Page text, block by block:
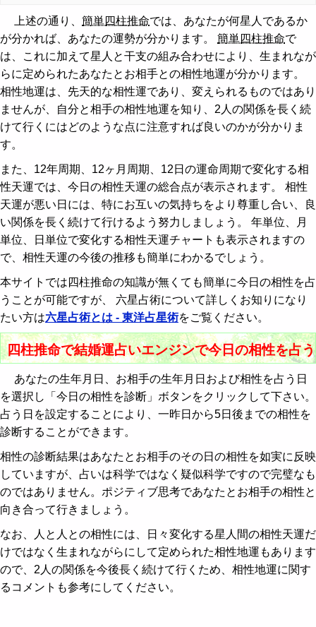
上述の通り、 簡単四柱推命では、あなたが何星人であるか
が分かれば、あなたの運勢が分かります。 簡単四柱推命で
は、これに加えて星人と干支の組み合わせにより、生まれなが
らに定められたあなたとお相手との相性地運が分かります。
相性地運は、先天的な相性運であり、変えられるものではあり
ませんが、自分と相手の相性地運を知り、2人の関係を長く続
けて行くにはどのような点に注意すれば良いのかが分かりま
す。
また、12年周期、12ヶ月周期、12日の運命周期で変化する相
性天運では、今日の相性天運の総合点が表示されます。 相性
天運が悪い日には、特にお互いの気持ちをより尊重し合い、良
い関係を長く続けて行けるよう努力しましょう。 年単位、月
単位、日単位で変化する相性天運チャートも表示されますの
で、相性天運の今後の推移も簡単にわかるでしょう。
本サイトでは四柱推命の知識が無くても簡単に今日の相性を占
うことが可能ですが、 六星占術について詳しくお知りになり
たい方は六星占術とは - 東洋占星術をご覧ください。
四柱推命で結婚運占いエンジンで今日の相性を占う
あなたの生年月日、お相手の生年月日および相性を占う日
を選択し「今日の相性を診断」ボタンをクリックして下さい。
占う日を設定することにより、一昨日から5日後までの相性を
診断することができます。
相性の診断結果はあなたとお相手のその日の相性を如実に反映
していますが、占いは科学ではなく疑似科学ですので完璧なも
のではありません。ポジティブ思考であなたとお相手の相性と
向き合って行きましょう。
なお、人と人との相性には、日々変化する星人間の相性天運だ
けではなく生まれながらにして定められた相性地運もあります
ので、2人の関係を今後長く続けて行くため、相性地運に関す
るコメントも参考にしてください。